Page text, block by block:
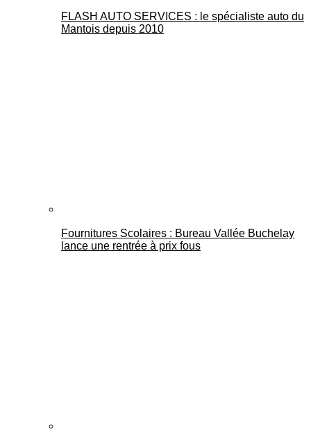
FLASH AUTO SERVICES : le spécialiste auto du
Mantois depuis 2010
Fournitures Scolaires : Bureau Vallée Buchelay
lance une rentrée à prix fous